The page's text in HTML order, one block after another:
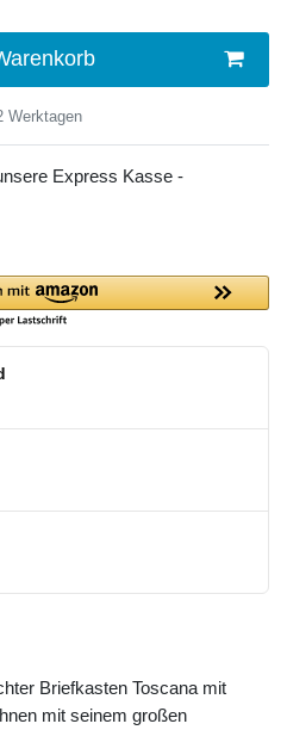
Werktagen
Express Kasse -
Briefkasten Toscana mit
mit seinem großen